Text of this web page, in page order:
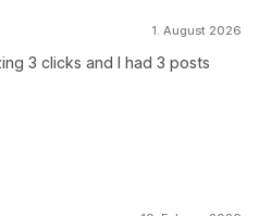
1. August 2026
3 clicks and I had 3 posts